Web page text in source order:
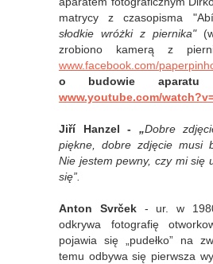
matrycy z czasopisma
słodkie wróżki z piernika"
zrobiono kamerą z
www.facebook.com/
o budowie aparatu
www.youtube.com/
Jiří Hanzel - „Dobre
piękne, dobre zdjęcie musi
Nie jestem pewny, czy mi się
się”.
Anton Svrček- ur. w
odkrywa fotografię
pojawia się „pudełko” na
temu odbywa się pierwsza